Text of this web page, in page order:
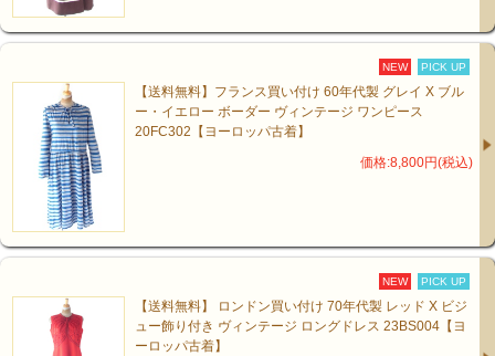
NEW PICK UP
【送料無料】フランス買い付け 60年代製 グレイ X ブル
ー・イエロー ボーダー ヴィンテージ ワンピース
20FC302【ヨーロッパ古着】
価格:8,800円(税込)
NEW PICK UP
【送料無料】 ロンドン買い付け 70年代製 レッド X ビジ
ュー飾り付き ヴィンテージ ロングドレス 23BS004【ヨ
ーロッパ古着】